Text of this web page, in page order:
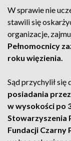
W sprawie nie
stawili się
organizacje,
Pełnomocnicy
roku więzienia.
Sąd przychylił się
posiadania
w wysokości po
Stowarzyszenia
Fundacji Czarny